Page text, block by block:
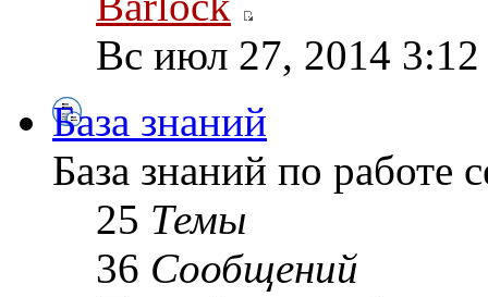
Вс июл 27, 2014 3:12
База знаний
База знаний по работе
25 Темы
36 Сообщений